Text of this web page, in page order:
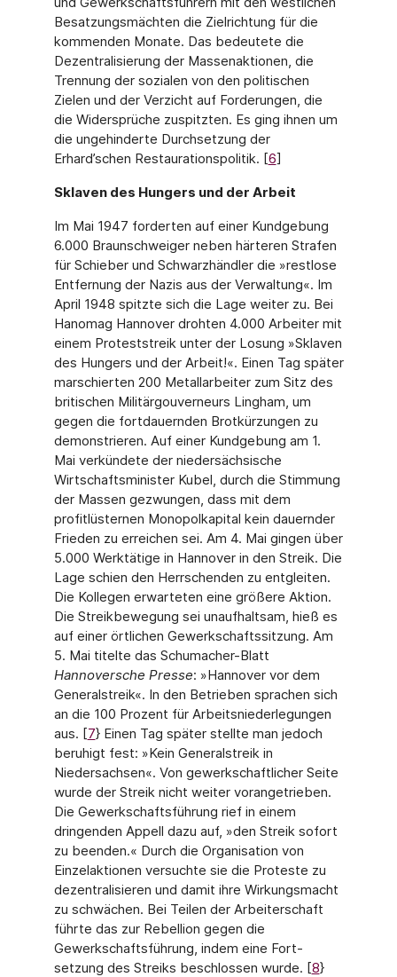
Besatzungsmächten die Zielrichtung für die
kommenden Monate. Das bedeutete die
Dezentralisierung der Massenaktionen, die
Trennung der sozialen von den politischen
Zielen und der Verzicht auf Forderungen, die
die Widersprüche zuspitzten. Es ging ihnen um
die ungehinderte Durchsetzung der
Erhard’schen Restaurationspolitik. [6]
Sklaven des Hungers und der Arbeit
Im Mai 1947 forderten auf einer Kundgebung
6.000 Braunschweiger neben härteren Stra­fen
für Schieber und Schwarzhändler die »restlose
Entfernung der Nazis aus der Verwal­tung«. Im
April 1948 spitzte sich die Lage weiter zu. Bei
Hanomag Hannover drohten 4.000 Arbeiter mit
einem Proteststreik unter der Losung »Sklaven
des Hungers und der Arbeit!«. Einen Tag später
marschierten 200 Metallarbeiter zum Sitz des
britischen Militärgouver­neurs Lingham, um
gegen die fortdauernden Brotkürzungen zu
demonstrieren. Auf einer Kundgebung am 1.
Mai verkündete der niedersächsische
Wirtschaftsminister Kubel, durch die Stimmung
der Massen gezwungen, dass mit dem
profitlüsternen Monopolkapital kein dauernder
Frieden zu erreichen sei. Am 4. Mai gingen über
5.000 Werktätige in Hannover in den Streik. Die
Lage schien den Herrschenden zu entgleiten.
Die Kollegen erwarteten eine größere Aktion.
Die Streikbewegung sei unaufhaltsam, hieß es
auf einer örtlichen Gewerkschaftssitzung. Am
5. Mai titelte das Schumacher-Blatt
Hannoversche Presse: »Hannover vor dem
Generalstreik«. In den Betrieben sprachen sich
an die 100 Prozent für Arbeitsniederlegungen
aus. [7} Einen Tag später stellte man jedoch
beruhigt fest: »Kein Gene­ralstreik in
Niedersachsen«. Von gewerkschaftlicher Seite
wurde der Streik nicht weiter vorangetrieben.
Die Gewerkschaftsführung rief in einem
dringenden Appell dazu auf, »den Streik sofort
zu beenden.« Durch die Organisation von
Einzelaktionen versuchte sie die Proteste zu
dezentralisieren und damit ihre Wirkungsmacht
zu schwächen. Bei Teilen der Arbeiterschaft
führte das zur Rebellion gegen die
Gewerkschaftsführung, indem eine Fort­
setzung des Streiks beschlossen wurde. [8}